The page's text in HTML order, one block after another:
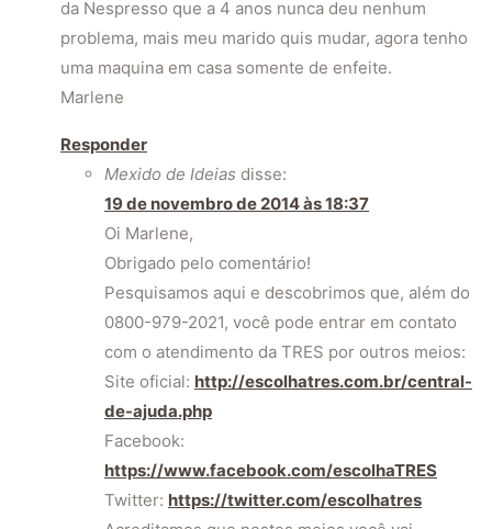
da Nespresso que a 4 anos nunca deu nenhum
problema, mais meu marido quis mudar, agora tenho
uma maquina em casa somente de enfeite.
Marlene
Responder
Mexido de Ideias disse:
19 de novembro de 2014 às 18:37
Oi Marlene,
Obrigado pelo comentário!
Pesquisamos aqui e descobrimos que, além do
0800-979-2021, você pode entrar em contato
com o atendimento da TRES por outros meios:
Site oficial: http://escolhatres.com.br/central-
de-ajuda.php
Facebook:
https://www.facebook.com/escolhaTRES
Twitter: https://twitter.com/escolhatres